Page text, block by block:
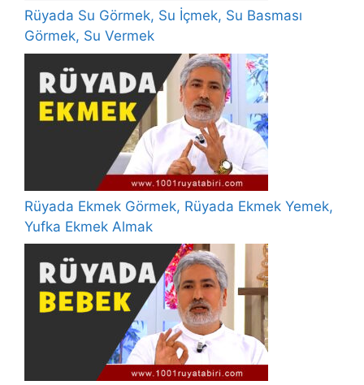
Rüyada Su Görmek, Su İçmek, Su Basması
Görmek, Su Vermek
Rüyada Ekmek Görmek, Rüyada Ekmek Yemek,
Yufka Ekmek Almak